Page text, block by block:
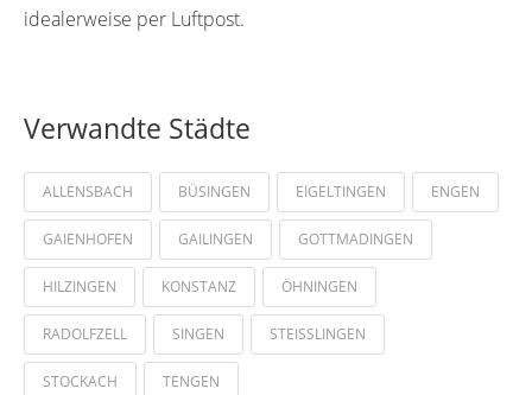
idealerweise per Luftpost.
Verwandte Städte
ALLENSBACH BÜSINGEN EIGELTINGEN ENGEN
GAIENHOFEN GAILINGEN GOTTMADINGEN
HILZINGEN KONSTANZ ÖHNINGEN
RADOLFZELL SINGEN STEISSLINGEN
STOCKACH TENGEN